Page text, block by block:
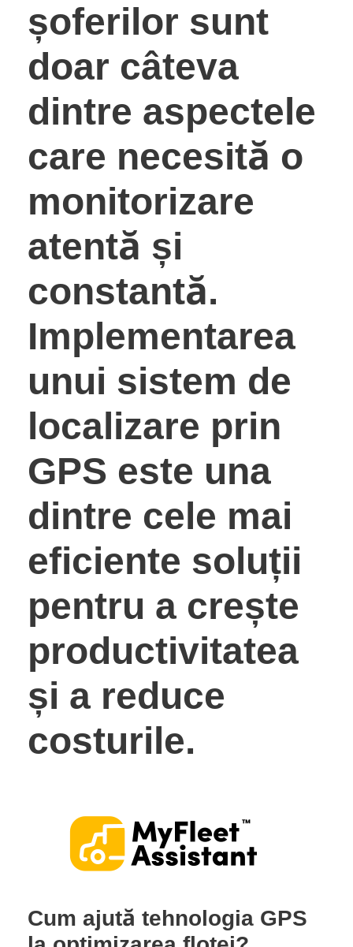
șoferilor sunt
doar câteva
dintre aspectele
care necesită o
monitorizare
atentă și
constantă.
Implementarea
unui sistem de
localizare prin
GPS este una
dintre cele mai
eficiente soluții
pentru a crește
productivitatea
și a reduce
costurile.
Cum ajută tehnologia GPS